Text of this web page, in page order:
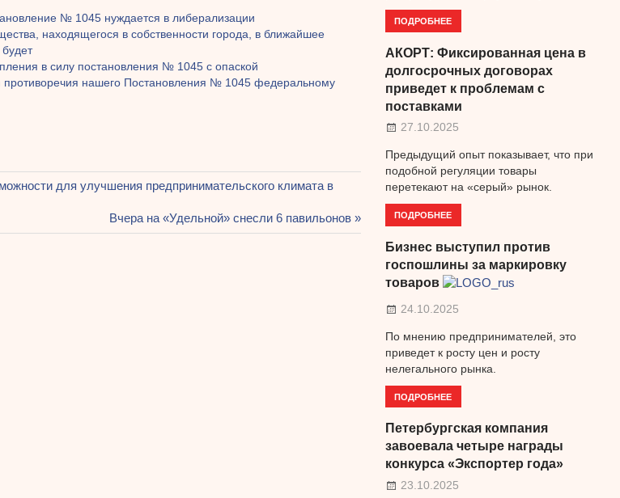
№ 1045 нуждается в либерализации
находящегося в собственности города, в ближайшее
в силу постановления № 1045 с опаской
нашего Постановления № 1045 федеральному
для улучшения предпринимательского климата в
Следующая
запись:
Вчера на «Удельной» снесли 6 павильонов
ПОДРОБНЕЕ
АКОРТ: Фиксированная цена в
долгосрочных договорах
приведет к проблемам с
поставками
27.10.2025
Предыдущий опыт показывает, что при
подобной регуляции товары
перетекают на «серый» рынок.
ПОДРОБНЕЕ
Бизнес выступил против
госпошлины за маркировку
товаров
24.10.2025
По мнению предпринимателей, это
приведет к росту цен и росту
нелегального рынка.
ПОДРОБНЕЕ
Петербургская компания
завоевала четыре награды
конкурса «Экспортер года»
23.10.2025